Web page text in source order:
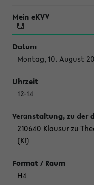
Montag, 10. August
12-14
210640 Klausur zu
(Kl)
H4